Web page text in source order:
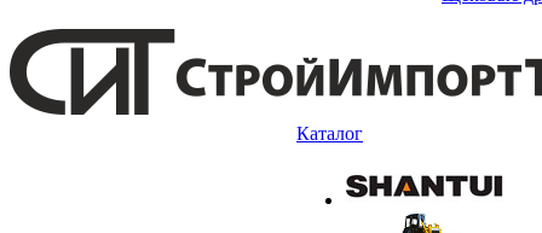
Каталог